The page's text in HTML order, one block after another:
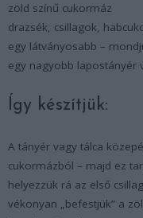
zöld színű cukormáz
drazsék, csillagok,
egy látványosabb –
egy nagyobb lapostányér
Így készítjük:
A tányér vagy tálca
cukormázból – majd ez
helyezzük rá az első
vékonyan „befestjük” a